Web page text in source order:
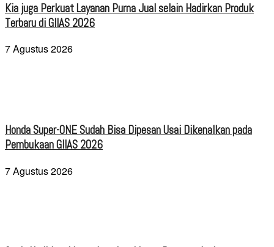
Kia juga Perkuat Layanan Purna Jual selain Hadirkan Produk
Terbaru di GIIAS 2026
7 Agustus 2026
Honda Super-ONE Sudah Bisa Dipesan Usai Dikenalkan pada
Pembukaan GIIAS 2026
7 Agustus 2026